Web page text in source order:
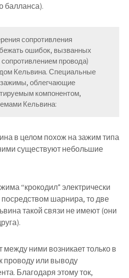
балланса).
сопротивления
ошибок, вызванных
провода)
Кельвина. Специальные
облегчающие
компонентом,
Кельвина:
в целом похож на зажим типа
существуют небольшие
“крокодил” электрически
посредством шарнира, то две
такой связи не имеют (они
между ними возникает только в
проводу или выводу
Благодаря этому ток,